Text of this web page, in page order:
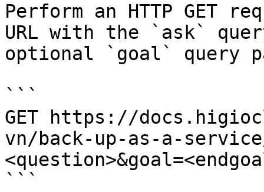
Perform an HTTP GET
URL with the `ask`
optional `goal` query
```
GET https://
vn/back-up-as-a-
```